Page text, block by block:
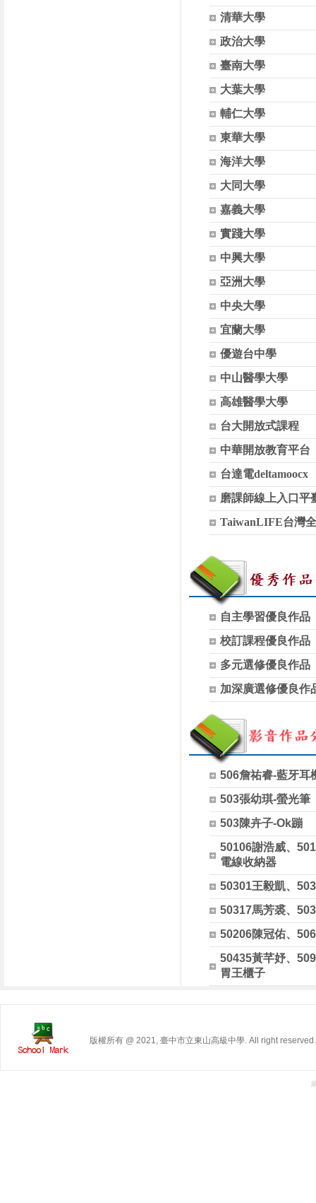
清華大學
政治大學
臺南大學
大葉大學
輔仁大學
東華大學
海洋大學
大同大學
嘉義大學
實踐大學
中興大學
亞洲大學
中央大學
宜蘭大學
優遊台中學
中山醫學大學
高雄醫學大學
台大開放式課程
中華開放教育平台
台達電deltamoocx
磨課師線上入口平
TaiwanLIFE台灣
自主學習優良作品
校訂課程優良作品
多元選修優良作品
加深廣選修優良作
506詹祐睿-藍牙耳
503張幼琪-螢光筆
503陳卉子-Ok蹦
50106謝浩威、
電線收納器
50301王毅凱、
50317馬芳裘、
50206陳冠佑、
50435黃芊妤、
胃王櫃子
版權所有 @ 2021, 臺中市立東山高級中學. All right reserved.